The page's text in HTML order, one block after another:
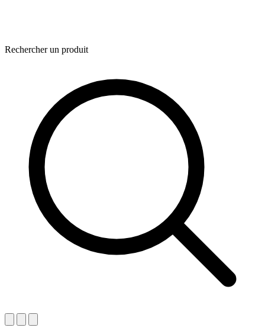
Rechercher un produit